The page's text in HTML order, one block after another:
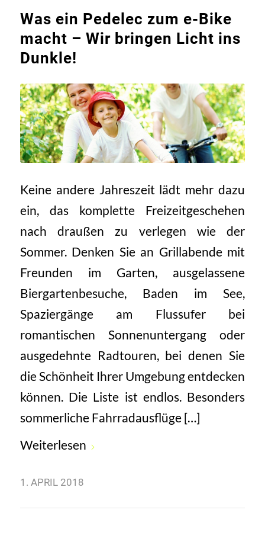
Was ein Pedelec zum e-Bike
macht – Wir bringen Licht ins
Dunkle!
Keine andere Jahreszeit lädt mehr dazu
ein, das komplette Freizeitgeschehen
nach draußen zu verlegen wie der
Sommer. Denken Sie an Grillabende mit
Freunden im Garten, ausgelassene
Biergartenbesuche, Baden im See,
Spaziergänge am Flussufer bei
romantischen Sonnenuntergang oder
ausgedehnte Radtouren, bei denen Sie
die Schönheit Ihrer Umgebung entdecken
können. Die Liste ist endlos. Besonders
sommerliche Fahrradausflüge […]
Weiterlesen
1. APRIL 2018